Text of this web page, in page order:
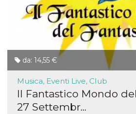
da: 14,55 €
Musica, Eventi Live, Club
Il Fantastico Mondo
27 Settembr...